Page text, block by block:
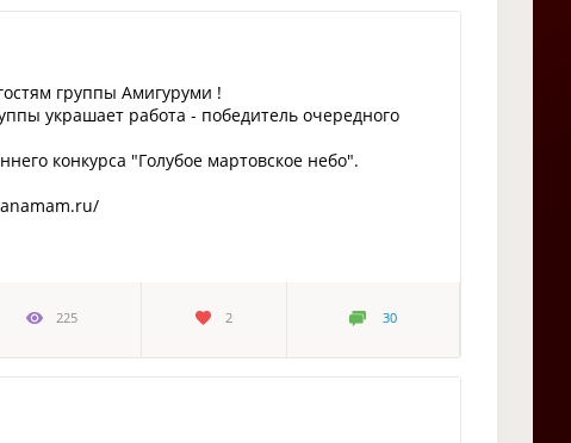
группы Амигуруми !
украшает работа - победитель очередного
конкурса "Голубое мартовское небо".
225 2 30